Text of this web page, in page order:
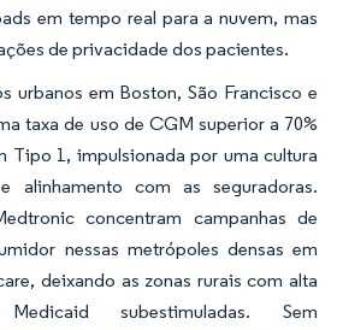
em tempo real para a nuvem, mas
de privacidade dos pacientes.
urbanos em Boston, São Francisco e
taxa de uso de CGM superior a 70%
Tipo 1, impulsionada por uma cultura
alinhamento com as seguradoras.
concentram campanhas de
nessas metrópoles densas em
deixando as zonas rurais com alta
subestimuladas. Sem